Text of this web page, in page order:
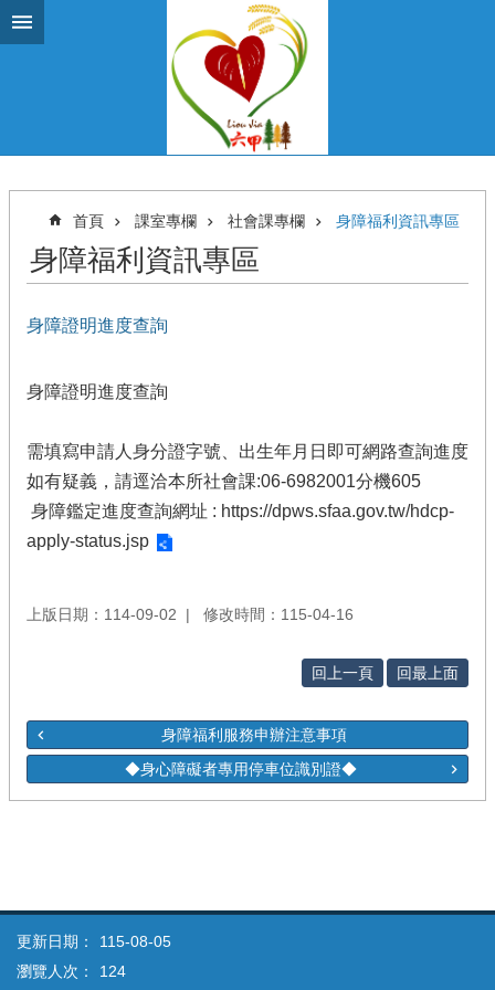
跳到主要內容區塊
首頁 課室專欄 社會課專欄 身障福利資訊專區
身障福利資訊專區
身障證明進度查詢
身障證明進度查詢
需填寫申請人身分證字號、出生年月日即可網路查詢進度
如有疑義，請逕洽本所社會課:06-6982001分機605
身障鑑定進度查詢網址 : https://dpws.sfaa.gov.tw/hdcp-
apply-status.jsp
上版日期：114-09-02 修改時間：115-04-16
回上一頁 回最上面
身障福利服務申辦注意事項
◆身心障礙者專用停車位識別證◆
更新日期：
115-08-05
瀏覽人次：
124